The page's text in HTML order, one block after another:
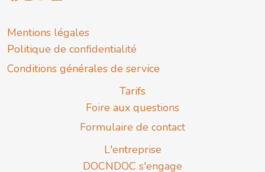
Mentions légales
Politique de confidentialité
Conditions générales de service
Tarifs
Foire aux questions
Formulaire de contact
L'entreprise
DOCNDOC s'engage